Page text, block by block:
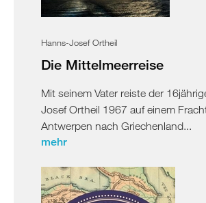
Hanns-Josef Ortheil
Die Mittelmeerreise
Mit seinem Vater reiste der
Josef Ortheil 1967 auf einem
Antwerpen nach Griechenland...
mehr